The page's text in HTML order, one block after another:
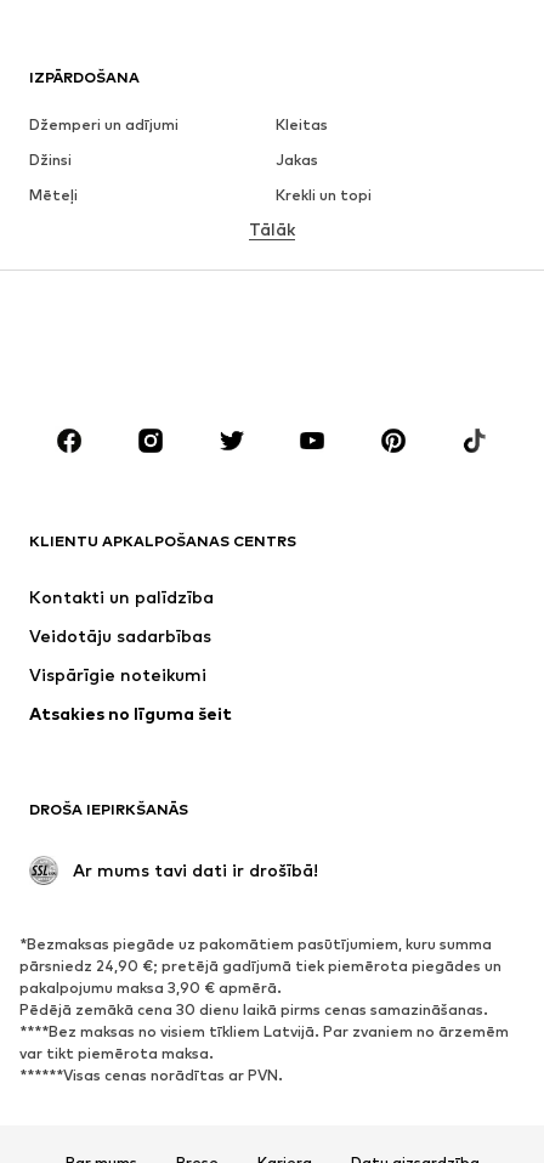
IZPĀRDOŠANA
Džemperi un adījumi
Kleitas
Džinsi
Jakas
Mēteļi
Krekli un topi
Apakšveļa
Svārki
Blūzes un tunikas
Aksesuāri
Premium
Jaunumi
Šobrīd populāri
Apakšveļa
Mēteļi
Svinības
Ekskluzīvi
APAVI
Jaunumi
Šobrīd populāri
Brīvā laika apavi
Puszābaki
Augstpapēžu apavi
Zābaki
Tālāk
KLIENTU APKALPOŠANAS CENTRS
Kontakti un palīdzība
Veidotāju sadarbības
Vispārīgie noteikumi
Atsakies no līguma šeit
DROŠA IEPIRKŠANĀS
Ar mums tavi dati ir drošībā!
*Bezmaksas piegāde uz pakomātiem pasūtījumiem, kuru summa
pārsniedz 24,90 €; pretējā gadījumā tiek piemērota piegādes un
pakalpojumu maksa 3,90 € apmērā.
Pēdējā zemākā cena 30 dienu laikā pirms cenas samazināšanas.
****Bez maksas no visiem tīkliem Latvijā. Par zvaniem no ārzemēm
var tikt piemērota maksa.
******Visas cenas norādītas ar PVN.